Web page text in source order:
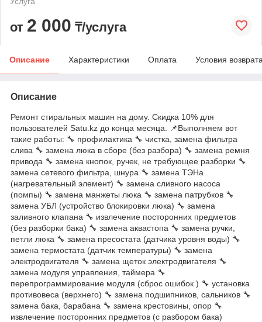
от 2 000 ₸/услуга
Описание Характеристики Оплата Условия
Описание
Ремонт стиральных машин на дому. Скидка 10% для
пользователей Satu.kz до конца месяца. 📌Выполняем вот
такие работы: 🔧 профилактика 🔧 чистка, замена фильтра
слива 🔧 замена люка в сборе (без разбора) 🔧 замена ремня
привода 🔧 замена кнопок, ручек, не требующее разборки 🔧
замена сетевого фильтра, шнура 🔧 замена ТЭНа
(нагревательный элемент) 🔧 замена сливного насоса
(помпы) 🔧 замена манжеты люка 🔧 замена патрубков 🔧
замена УБЛ (устройство блокировки люка) 🔧 замена
заливного клапана 🔧 извлечение посторонних предметов
(без разборки бака) 🔧 замена аквастопа 🔧 замена ручки,
петли люка 🔧 замена пресостата (датчика уровня воды) 🔧
замена термостата (датчик температуры) 🔧 замена
электродвигателя 🔧 замена щеток электродвигателя 🔧
замена модуля управления, таймера 🔧
перепрограммирование модуля (сброс ошибок ) 🔧 установка
противовеса (верхнего) 🔧 замена подшипников, сальников 🔧
замена бака, барабана 🔧 замена крестовины, опор 🔧
извлечение посторонних предметов (с разбором бака)